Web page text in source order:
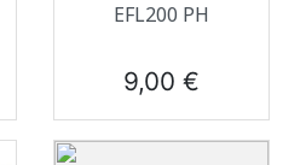
EFL200 PH
Prix
9,00 €